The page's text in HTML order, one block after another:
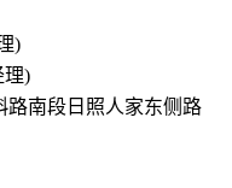
)
)
南段日照人家东侧路